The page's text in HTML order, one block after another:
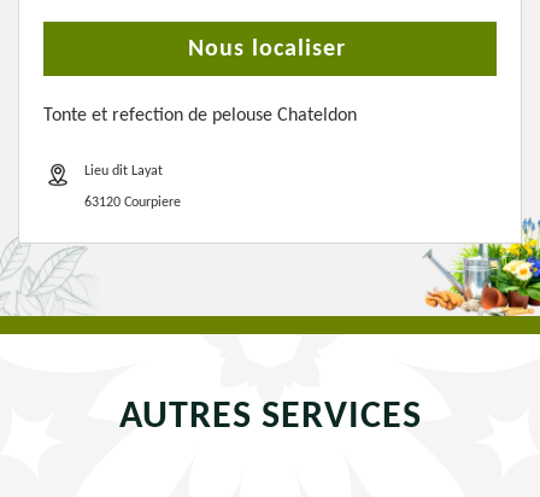
Nous localiser
Tonte et refection de pelouse Chateldon
Lieu dit Layat
63120 Courpiere
AUTRES SERVICES